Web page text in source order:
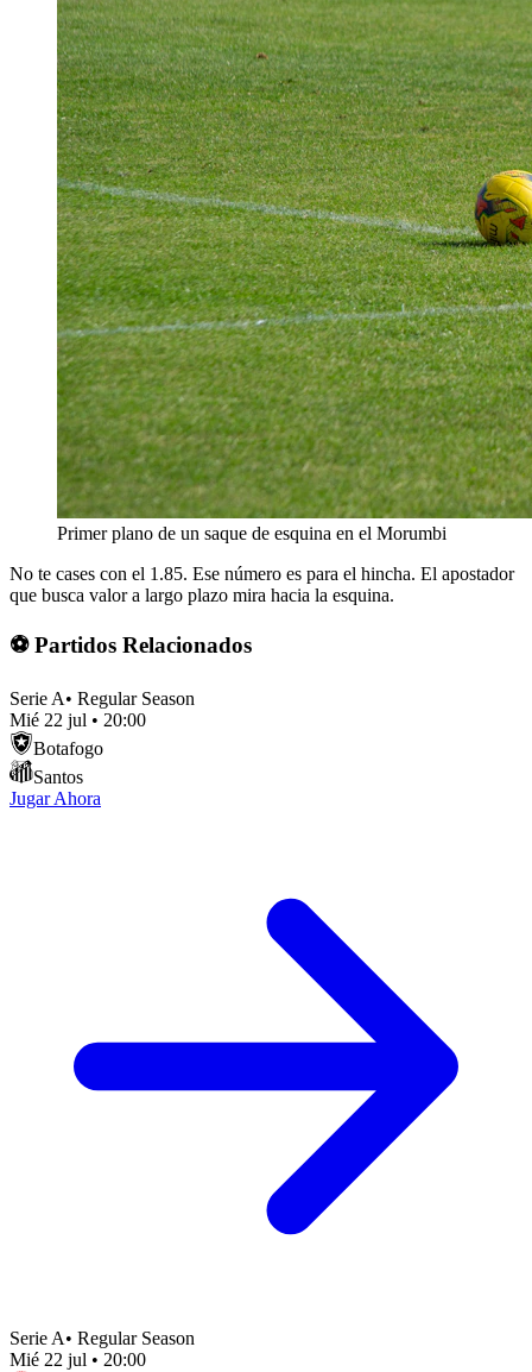
Primer plano de un saque de esquina en el Morumbi
No te cases con el 1.85. Ese número es para el hincha. El apostador
que busca valor a largo plazo mira hacia la esquina.
⚽ Partidos Relacionados
Serie A• Regular Season
Mié 22 jul • 20:00
Botafogo
Santos
Jugar Ahora
Serie A• Regular Season
Mié 22 jul • 20:00